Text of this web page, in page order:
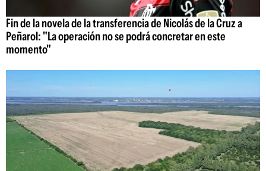
Fin de la novela de la transferencia de Nicolás de la Cruz a
Peñarol: "La operación no se podrá concretar en este
momento"